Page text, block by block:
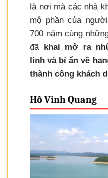
là nơi mà các nhà
mộ phần của
700 năm cùng
đã
khai mở ra
linh và bí ẩn về
thành công khách
Hồ Vinh Quang